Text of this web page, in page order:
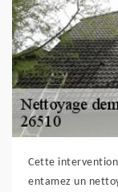
Cette
entamez un